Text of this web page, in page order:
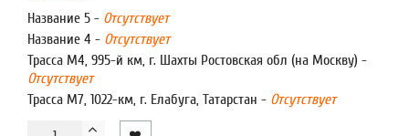
Название 5 - Отсутствует
Название 4 - Отсутствует
Трасса М4, 995-й км, г. Шахты Ростовская обл (на Москву) -
Отсутствует
Трасса М7, 1022-км, г. Елабуга, Татарстан - Отсутствует